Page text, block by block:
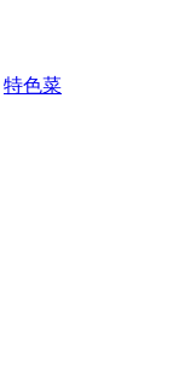
特色菜